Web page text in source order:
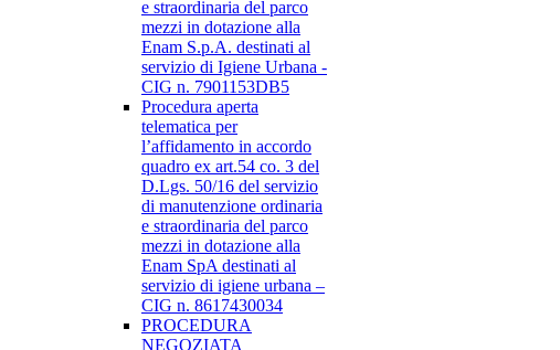
e straordinaria del parco
mezzi in dotazione alla
Enam S.p.A. destinati al
servizio di Igiene Urbana -
CIG n. 7901153DB5
Procedura aperta
telematica per
l’affidamento in accordo
quadro ex art.54 co. 3 del
D.Lgs. 50/16 del servizio
di manutenzione ordinaria
e straordinaria del parco
mezzi in dotazione alla
Enam SpA destinati al
servizio di igiene urbana –
CIG n. 8617430034
PROCEDURA
NEGOZIATA